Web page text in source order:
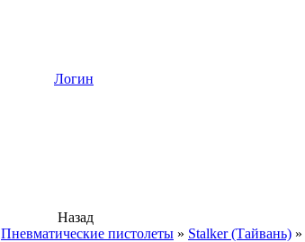
Логин
Назад
Пневматические пистолеты » Stalker (Тайвань) »